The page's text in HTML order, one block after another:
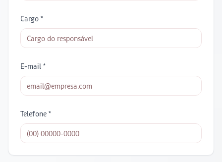
Cargo *
E-mail *
Telefone *